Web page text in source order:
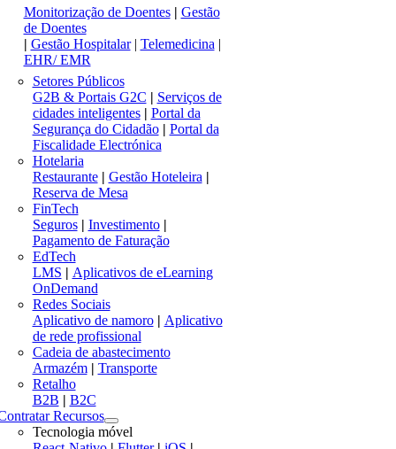
Monitorização de Doentes | Gestão
de Doentes
| Gestão Hospitalar | Telemedicina|
EHR/ EMR
Setores Públicos
G2B & Portais G2C | Serviços de
cidades inteligentes| Portal da
Segurança do Cidadão| Portal da
Fiscalidade Electrónica
Hotelaria
Restaurante| Gestão Hoteleira|
Reserva de Mesa
FinTech
Seguros| Investimento|
Pagamento de Faturação
EdTech
LMS | Aplicativos de eLearning
OnDemand
Redes Sociais
Aplicativo de namoro| Aplicativo
de rede profissional
Cadeia de abastecimento
Armazém| Transporte
Retalho
B2B | B2C
Recursos
Tecnologia móvel